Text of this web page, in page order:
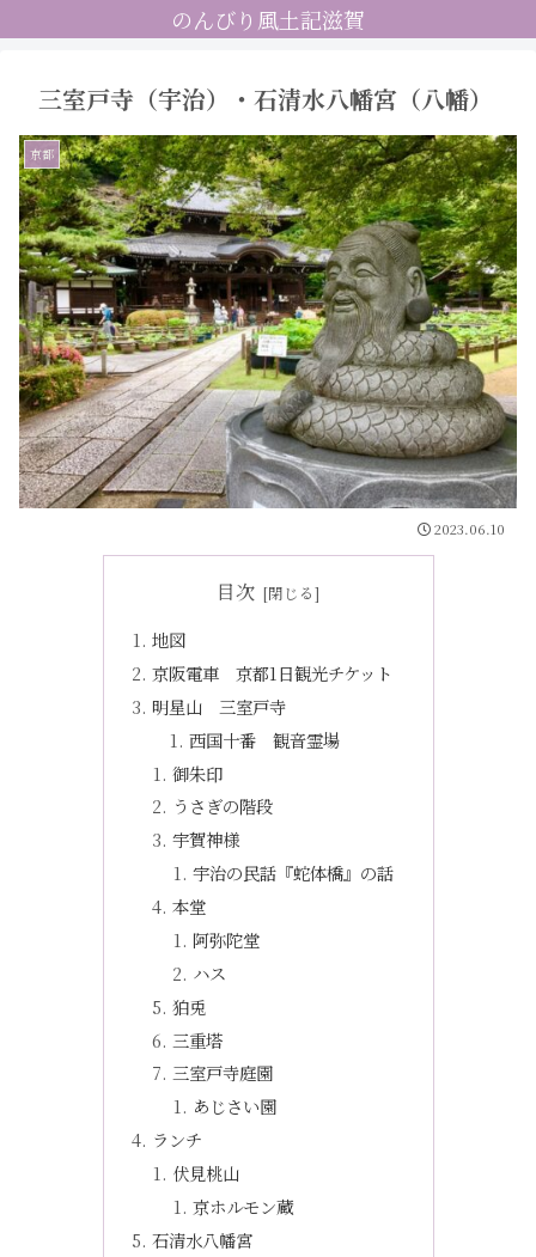
のんびり風土記滋賀
三室戸寺（宇治）・石清水八幡宮（八幡）
京都
2023.06.10
目次
地図
京阪電車 京都1日観光チケット
明星山 三室戸寺
西国十番 観音霊場
御朱印
うさぎの階段
宇賀神様
宇治の民話『蛇体橋』の話
本堂
阿弥陀堂
ハス
狛兎
三重塔
三室戸寺庭園
あじさい園
ランチ
伏見桃山
京ホルモン蔵
石清水八幡宮